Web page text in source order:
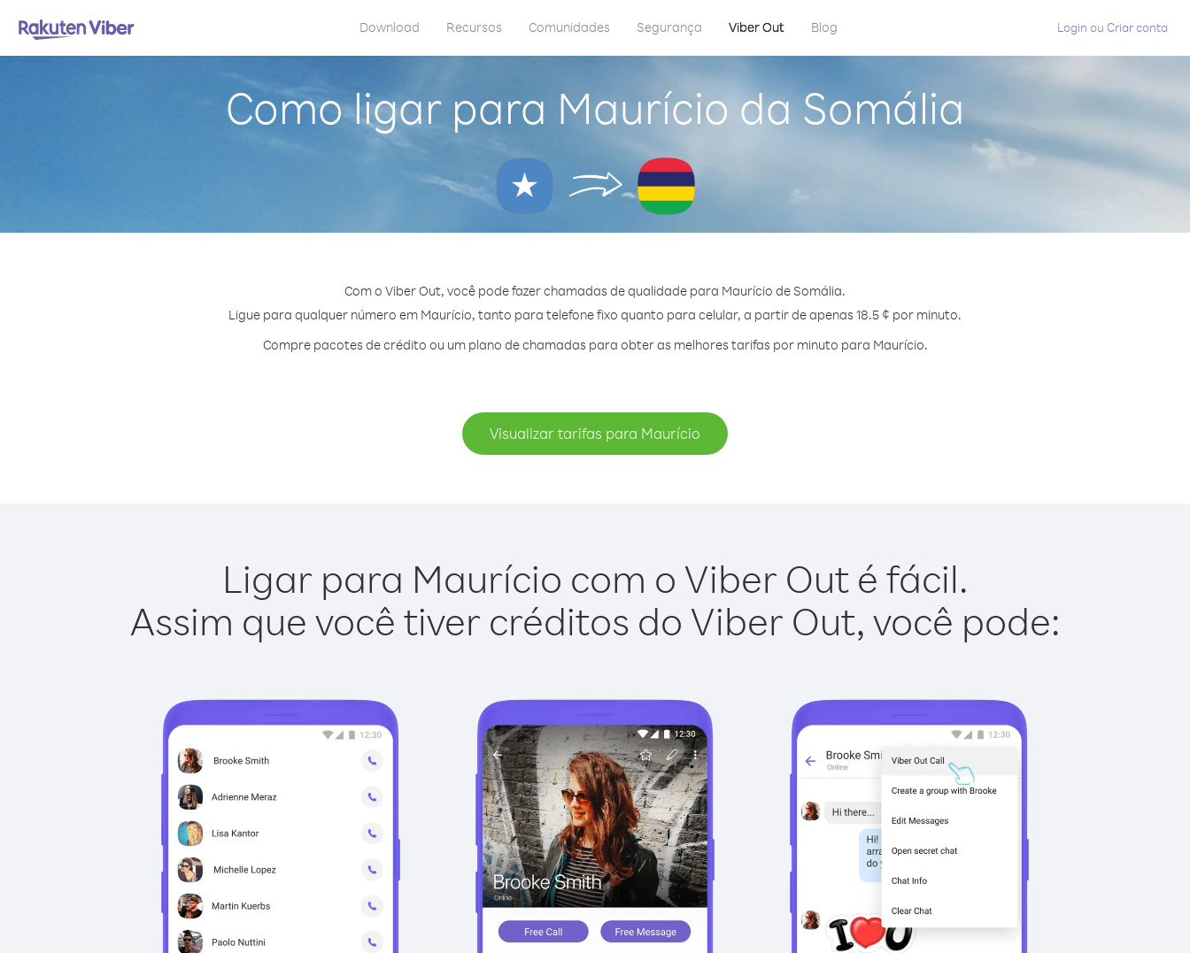
Download Recursos Comunidades Segurança Viber Out Blog Login ou Criar conta
Como ligar para Maurício da Somália
Com o Viber Out, você pode fazer chamadas de qualidade para Maurício de Somália.
Ligue para qualquer número em Maurício, tanto para telefone fixo quanto para celular, a partir de apenas 18.5 ¢ por minuto.
Compre pacotes de crédito ou um plano de chamadas para obter as melhores tarifas por minuto para Maurício.
Visualizar tarifas para Maurício
Ligar para Maurício com o Viber Out é fácil.
Assim que você tiver créditos do Viber Out, você pode: